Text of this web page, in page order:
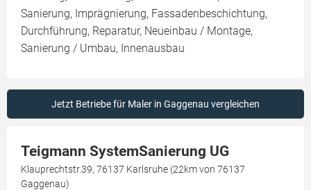
Sanierung, Imprägnierung, Fassadenbeschichtung,
Durchführung, Reparatur, Neueinbau / Montage,
Sanierung / Umbau, Innenausbau
Jetzt Betriebe für Maler in Gaggenau vergleichen
Teigmann SystemSanierung UG
Klauprechtstr.39, 76137 Karlsruhe (22km von 76137
Gaggenau)